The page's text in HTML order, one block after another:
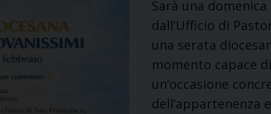
Sarà una
dall’Ufficio di
una serata
momento capace
un’occasione
dell’appartenenza